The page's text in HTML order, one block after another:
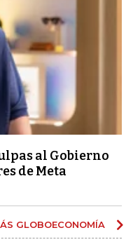
al Gobierno
de Meta
GLOBOECONOMÍA